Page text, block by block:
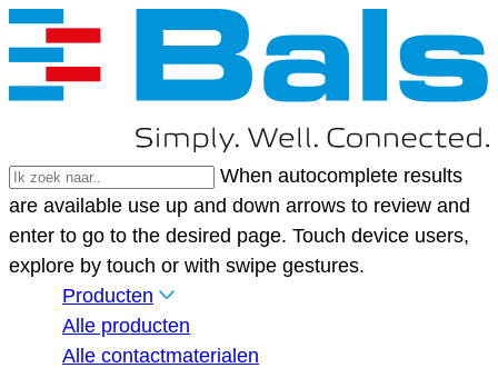
When autocomplete results
are available use up and down arrows to review and
enter to go to the desired page. Touch device users,
explore by touch or with swipe gestures.
Producten
Alle producten
Alle contactmaterialen